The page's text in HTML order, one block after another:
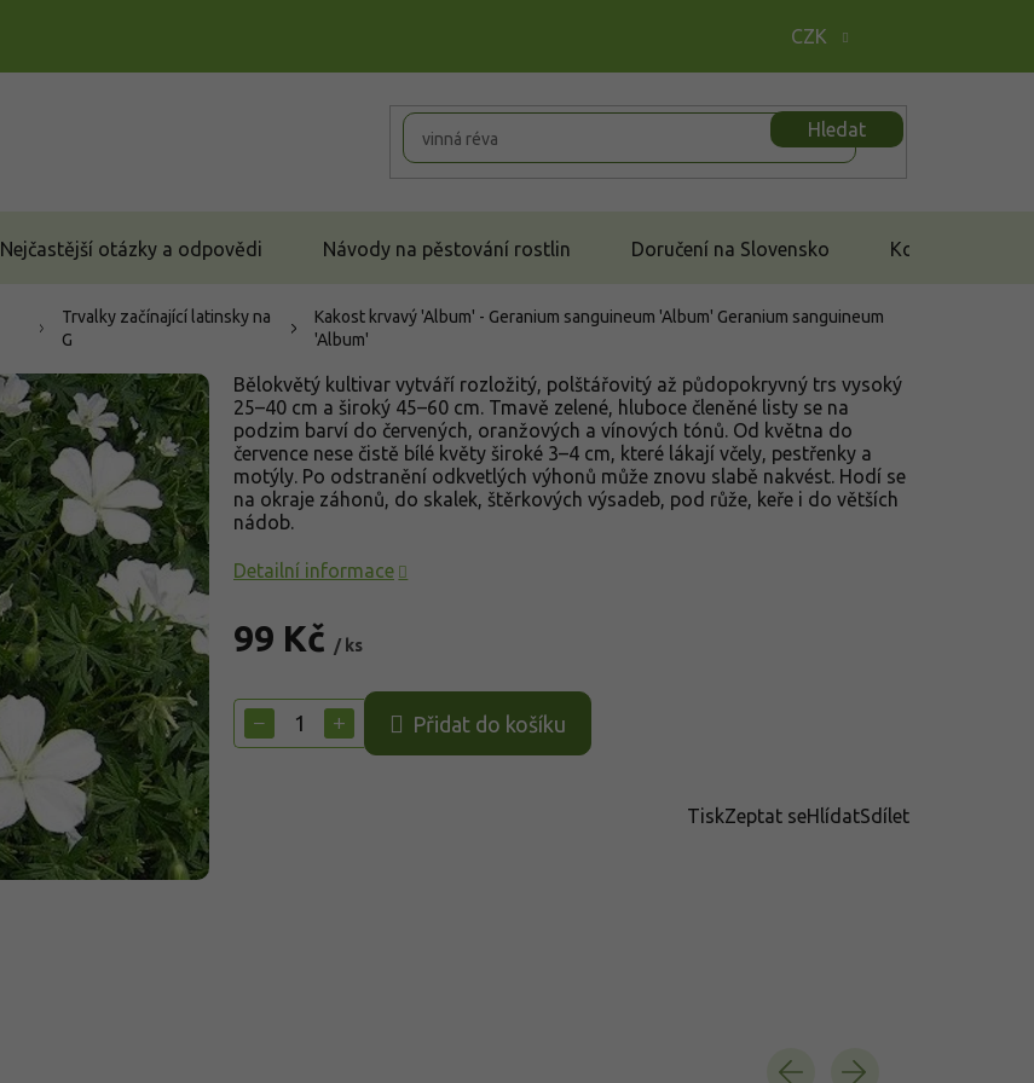
CZK
Hledat
Nejčastější otázky a odpovědi Návody na pěstování rostlin Doručení na Slovensko Kontakt
Trvalky začínající latinsky na
G
Kakost krvavý 'Album' - Geranium sanguineum 'Album' Geranium sanguineum
'Album'
99 Kč / ks
cena:
+
− Přidat do košíku
Bělokvětý kultivar vytváří rozložitý, polštářovitý až půdopokryvný trs vysoký
25–40 cm a široký 45–60 cm. Tmavě zelené, hluboce členěné listy se na
podzim barví do červených, oranžových a vínových tónů. Od května do
července nese čistě bílé květy široké 3–4 cm, které lákají včely, pestřenky a
motýly. Po odstranění odkvetlých výhonů může znovu slabě nakvést. Hodí se
na okraje záhonů, do skalek, štěrkových výsadeb, pod růže, keře i do větších
nádob.
Detailní informace
TiskZeptat seHlídatSdílet